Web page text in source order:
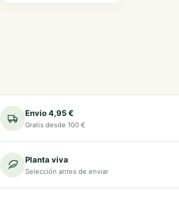
Envío 4,95 €
Gratis desde 100 €
Planta viva
Selección antes de enviar